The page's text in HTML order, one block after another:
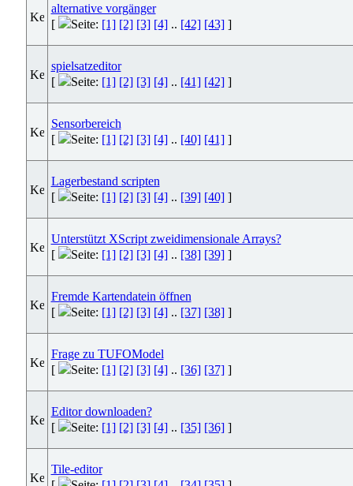
alternative vorgänger
[
Seite: [1] [2] [3] [4].. [42] [43]]
spielsatzeditor
[
Seite: [1] [2] [3] [4].. [41] [42]]
Sensorbereich
[
Seite: [1] [2] [3] [4].. [40] [41]]
Lagerbestand scripten
[
Seite: [1] [2] [3] [4].. [39] [40]]
Unterstützt XScript zweidimensionale Arrays?
[
Seite: [1] [2] [3] [4].. [38] [39]]
Fremde Kartendatein öffnen
[
Seite: [1] [2] [3] [4].. [37] [38]]
Frage zu TUFOModel
[
Seite: [1] [2] [3] [4].. [36] [37]]
Editor downloaden?
[
Seite: [1] [2] [3] [4].. [35] [36]]
Tile-editor